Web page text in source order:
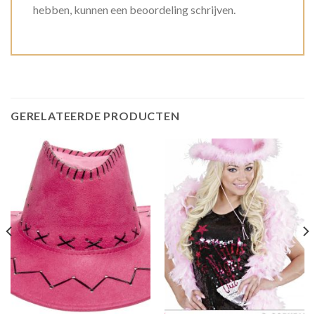
hebben, kunnen een beoordeling schrijven.
GERELATEERDE PRODUCTEN